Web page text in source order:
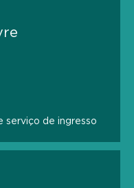
serviço de ingresso